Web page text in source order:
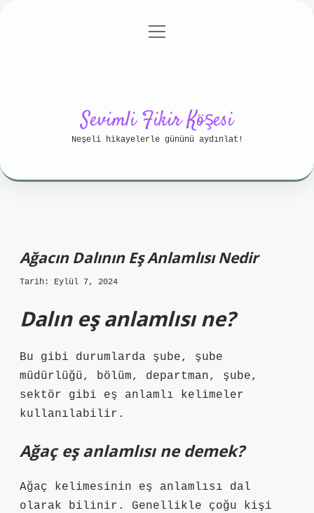
Gizlilik Politikası
menüyü
Sevimli Fikir Köşesi
Neşeli hikayelerle gününü aydınlat!
Ağacın Dalının Eş Anlamlısı Nedir
Tarih: Eylül 7, 2024
Dalın eş anlamlısı ne?
Bu gibi durumlarda şube, şube
müdürlüğü, bölüm, departman, şube,
sektör gibi eş anlamlı kelimeler
kullanılabilir.
Ağaç eş anlamlısı ne demek?
Ağaç kelimesinin eş anlamlısı dal
olarak bilinir. Genellikle çoğu kişi